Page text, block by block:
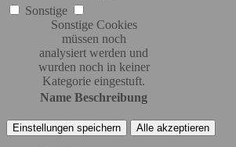
Sonstige
Sonstige Cookies
müssen noch
analysiert werden und
wurden noch in keiner
Kategorie eingestuft.
Name Beschreibung
Einstellungen speichern Alle akzeptieren